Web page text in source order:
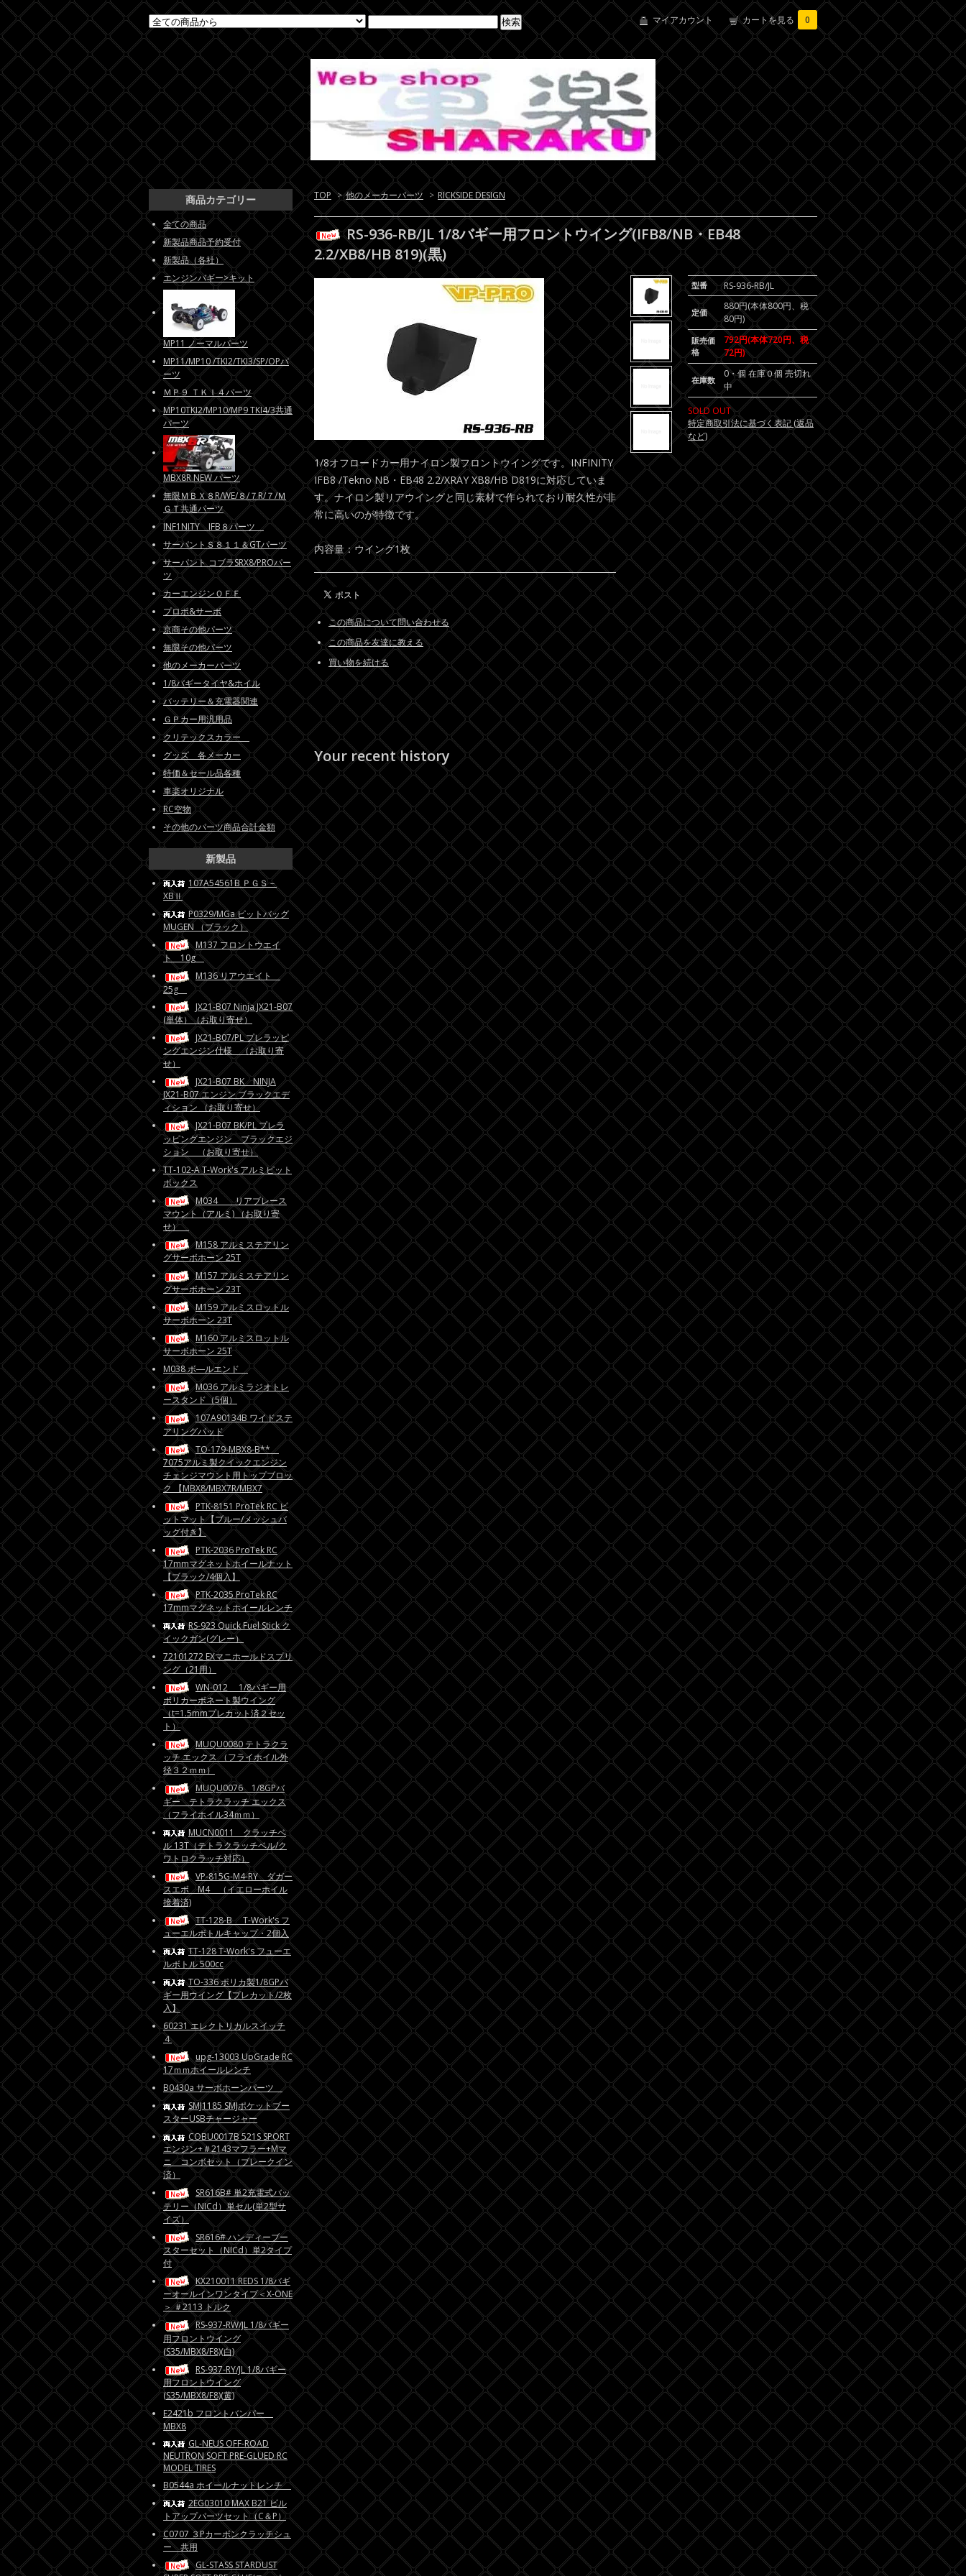
マイアカウント カートを見る 0
TOP > 他のメーカーパーツ > RICKSIDE DESIGN
RS-936-RB/JL 1/8バギー用フロントウイング(IFB8/NB・EB48
2.2/XB8/HB 819)(黒)
型番 RS-936-RB/JL
定価
880円(本体800円、税
80円)
販売価
格
792円(本体720円、税
72円)
在庫数
0・個 在庫０個 売切れ
中
SOLD OUT
特定商取引法に基づく表記 (返品
など)
1/8オフロードカー用ナイロン製フロントウイングです。INFINITY
IFB8 /Tekno NB・EB48 2.2/XRAY XB8/HB D819に対応していま
す。ナイロン製リアウイングと同じ素材で作られており耐久性が非
常に高いのが特徴です。
内容量：ウイング1枚
この商品について問い合わせる
この商品を友達に教える
買い物を続ける
Your recent history
商品カテゴリー
全ての商品
新製品商品予約受付
新製品（各社）
エンジンバギー>キット
MP11 ノーマルパーツ
MP11/MP10 /TKI2/TKI3/SP/OPパ
ーツ
ＭＰ９ ＴＫＩ４パーツ
MP10TKI2/MP10/MP9 TKI4/3共通
パーツ
MBX8R NEW パーツ
無限ＭＢＸ８R/WE/８/７R/７/Ｍ
ＧＴ共通パーツ
INF1NITY IFB８パーツ
サーパントＳ８１１＆GTパーツ
サーパント コブラSRX8/PROパー
ツ
カーエンジンＯＦＦ
プロポ&サーボ
京商その他パーツ
無限その他パーツ
他のメーカーパーツ
1/8バギータイヤ&ホイル
バッテリー＆充電器関連
ＧＰカー用汎用品
クリテックスカラー
グッズ 各メーカー
特価＆セール品各種
車楽オリジナル
RC空物
その他のパーツ商品合計金額
新製品
107A54561B ＰＧＳ－
XBⅡ
P0329/MGa ピットバッグ
MUGEN （ブラック）
M137 フロントウエイ
ト 10g
M136 リアウエイト
25g
JX21-B07 Ninja JX21-B07
(単体）（お取り寄せ）
JX21-B07/PL プレラッピ
ングエンジン仕様 （お取り寄
せ）
JX21-B07 BK NINJA
JX21-B07 エンジン ブラックエデ
ィション （お取り寄せ）
JX21-B07 BK/PL プレラ
ッピングエンジン ブラックエジ
ション （お取り寄せ）
TT-102-A T-Work's アルミピット
ボックス
M034 リアブレース
マウント（アルミ) （お取り寄
せ）
M158 アルミステアリン
グサーボホーン 25T
M157 アルミステアリン
グサーボホーン 23T
M159 アルミスロットル
サーボホーン 23T
M160 アルミスロットル
サーボホーン 25T
M038 ボ―ルエンド
M036 アルミラジオトレ
ースタンド（5個）
107A90134B ワイドステ
アリングパッド
TO-179-MBX8-B**
7075アルミ製クイックエンジン
チェンジマウント用トップブロッ
ク 【MBX8/MBX7R/MBX7
PTK-8151 ProTek RC ピ
ットマット【ブルー/メッシュバ
ッグ付き】
PTK-2036 ProTek RC
17mmマグネットホイールナット
【ブラック/4個入】
PTK-2035 ProTek RC
17mmマグネットホイールレンチ
RS-923 Quick Fuel Stick ク
イックガン(グレー）
72101272 EXマニホールドスプリ
ング（21用）
WN-012 1/8バギー用
ポリカーボネート製ウイング
（t=1.5mmプレカット済２セッ
ト）
MUQU0080 テトラクラ
ッチ エックス （フライホイル外
径３２ｍｍ）
MUQU0076 1/8GPバ
ギー テトラクラッチ エックス
（フライホイル34ｍｍ）
MUCN0011 クラッチベ
ル 13T（テトラクラッチベル/ク
ワトロクラッチ対応）
VP-815G-M4-RY ダガー
スエボ M4 （イエローホイル
接着済)
TT-128-B T-Work's フ
ューエルボトルキャップ・2個入
TT-128 T-Work's フューエ
ルボトル 500cc
TO-336 ポリカ製1/8GPバ
ギー用ウイング【プレカット/2枚
入】
60231 エレクトリカルスイッチ
４
upg-13003 UpGrade RC
17ｍｍホイールレンチ
B0430a サーボホーンパーツ
SMJ1185 SMJポケットブー
スターUSBチャージャー
COBU0017B 521S SPORT
エンジン+＃2143マフラー+Mマ
ニ コンボセット（ブレークイン
済）
SR616B# 単2充電式バッ
テリー（NICd）単セル(単2型サ
イズ）
SR616# ハンディーブー
スターセット（NICd）単2タイプ
付
KX210011 REDS 1/8バギ
ーオールインワンタイプ＜X-ONE
＞ ＃2113 トルク
RS-937-RW/JL 1/8バギー
用フロントウイング
(S35/MBX8/F8)(白)
RS-937-RY/JL 1/8バギー
用フロントウイング
(S35/MBX8/F8)(黄)
E2421b フロントバンパー
MBX8
GL-NEUS OFF-ROAD
NEUTRON SOFT PRE-GLUED RC
MODEL TIRES
B0544a ホイールナットレンチ
2EG03010 MAX B21 ビル
トアップパーツセット（C＆P）
C0707 ３Pカーボンクラッチシュ
ー 共用
GL-STASS STARDUST